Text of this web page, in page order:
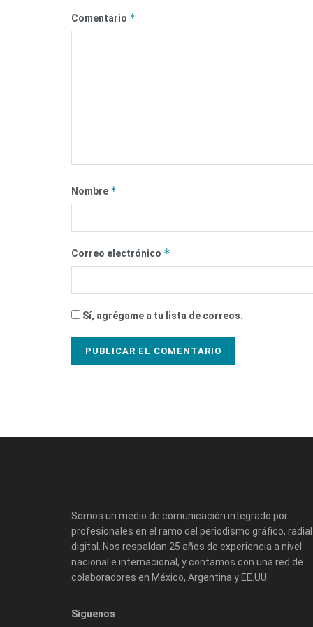
Comentario *
Nombre *
Correo electrónico *
Sí, agrégame a tu lista de correos.
Somos un medio de comunicación integrado por
profesionales en el ramo del periodismo gráfico,
digital. Nos respaldan 25 años de experiencia a nivel
nacional e internacional, y contamos con una red de
colaboradores en México, Argentina y EE.UU.
Síguenos